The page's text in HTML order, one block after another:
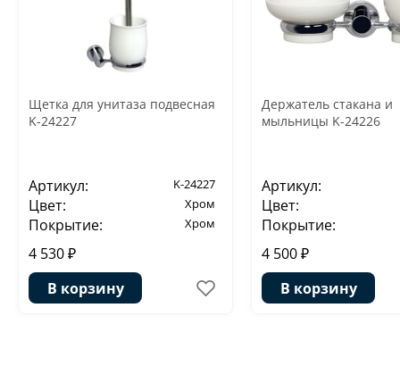
Щетка для унитаза подвесная
K-24227
Артикул: K-24227
Цвет: Хром
Покрытие: Хром
4 530 ₽
В корзину
Держатель стакана и
мыльницы K-24226
Артикул:
Цвет:
Покрытие:
4 500 ₽
В корзину